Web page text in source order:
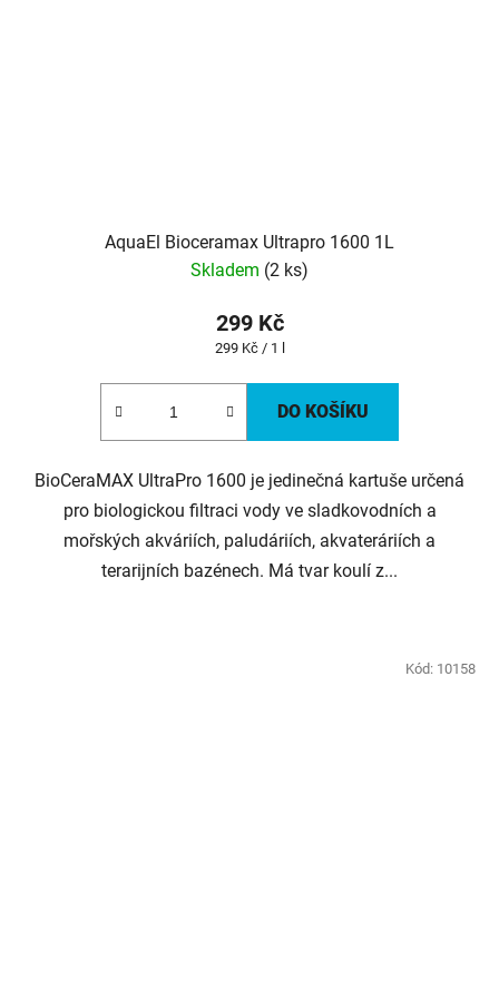
AquaEl Bioceramax Ultrapro 1600 1L
Skladem (2 ks)
299 Kč
Měrná
299 Kč / 1 l
DO KOŠÍKU
BioCeraMAX UltraPro 1600 je jedinečná kartuše určená
pro biologickou filtraci vody ve sladkovodních a
mořských akváriích, paludáriích, akvateráriích a
terarijních bazénech. Má tvar koulí z...
Kód: 10158